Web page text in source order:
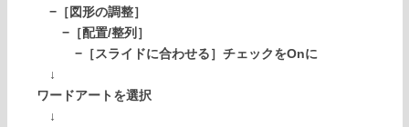
−［図形の調整］
−［配置/整列］
−［スライドに合わせる］チェックをOnに
↓
ワードアートを選択
↓